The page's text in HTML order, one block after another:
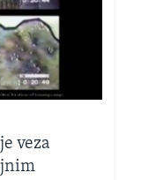
veza